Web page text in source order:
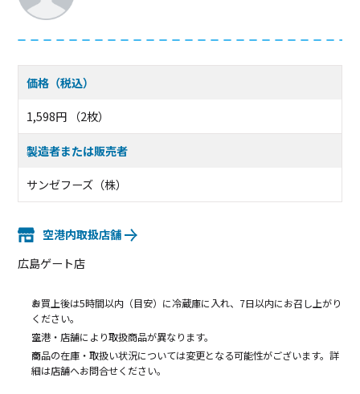
価格（税込）
1,598円 （2枚）
製造者または販売者
サンゼフーズ（株）
空港内取扱店舗
広島ゲート店
お買上後は5時間以内（目安）に冷蔵庫に入れ、7日以内にお召し上がり
ください。
空港・店舗により取扱商品が異なります。
商品の在庫・取扱い状況については変更となる可能性がございます。詳
細は店舗へお問合せください。